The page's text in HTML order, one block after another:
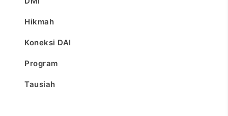
Hikmah
Koneksi DAI
Program
Tausiah